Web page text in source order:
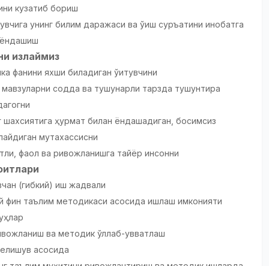
кузатиб бориш
унинг билим даражаси ва ўқиш суръатини инобатга
излаймиз
фанини яхши биладиган ўқитувчини
содда ва тушунарли тарзда тушунтира
шахсиятига ҳурмат билан ёндашадиган, босимсиз
мутахассисни
фаол ва ривожланишга тайёр инсонни
(гибкий) иш жадвали
фин таълим методикаси асосида ишлаш имконияти
ва методик қўллаб-қувватлаш
асосида